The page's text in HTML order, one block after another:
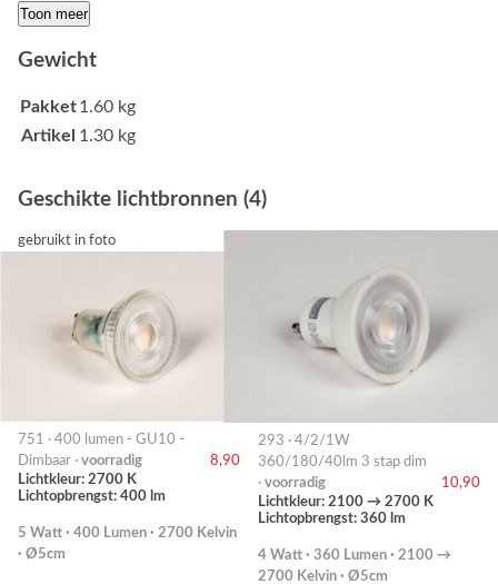
Toon meer
Gewicht
Pakket1.60 kg
Artikel 1.30 kg
Geschikte lichtbronnen (4)
gebruikt in foto
751 · 400 lumen - GU10 -
Dimbaar · voorradig
8,90
Lichtkleur: 2700 K
Lichtopbrengst: 400 lm
5 Watt · 400 Lumen · 2700 Kelvin
· Ø5cm
293 · 4/2/1W
360/180/40lm 3 stap dim
· voorradig
10,90
Lichtkleur: 2100 → 2700 K
Lichtopbrengst: 360 lm
4 Watt · 360 Lumen · 2100 →
2700 Kelvin · Ø5cm